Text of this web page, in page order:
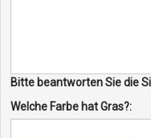
Bitte beantworten Sie die
Welche Farbe hat Gras?: